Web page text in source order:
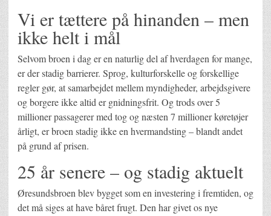
Vi er tættere på hinanden – men
ikke helt i mål
Selvom broen i dag er en naturlig del af hverdagen for mange,
er der stadig barrierer. Sprog, kulturforskelle og forskellige
regler gør, at samarbejdet mellem myndigheder, arbejdsgivere
og borgere ikke altid er gnidningsfrit. Og trods over 5
millioner passagerer med tog og næsten 7 millioner køretøjer
årligt, er broen stadig ikke en hvermandsting – blandt andet
på grund af prisen.
25 år senere – og stadig aktuelt
Øresundsbroen blev bygget som en investering i fremtiden, og
det må siges at have båret frugt. Den har givet os nye